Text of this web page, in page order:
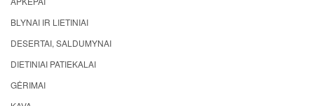
BLYNAI IR LIETINIAI
DESERTAI, SALDUMYNAI
DIETINIAI PATIEKALAI
GĖRIMAI